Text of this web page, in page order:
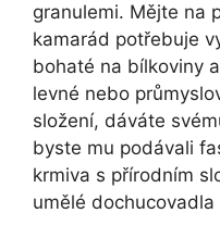
granulemi. Mějte na
kamarád potřebuje
bohaté na bílkoviny
levné nebo
složení, dáváte
byste mu podávali
krmiva s přírodním
umělé dochucovadla